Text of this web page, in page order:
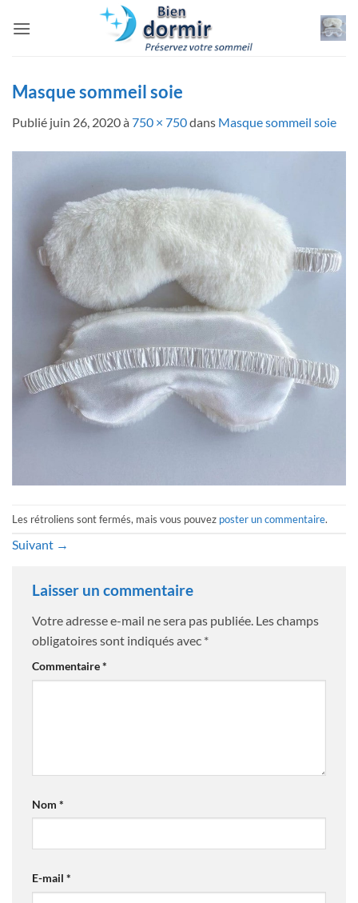
Masque sommeil soie
Publié juin 26, 2020à 750 × 750dans Masque sommeil soie
Les rétroliens sont fermés, mais vous pouvez poster un commentaire.
Suivant →
Laisser un commentaire
Votre adresse e-mail ne sera pas publiée. Les champs
obligatoires sont indiqués avec *
Commentaire*
Nom *
E-mail *